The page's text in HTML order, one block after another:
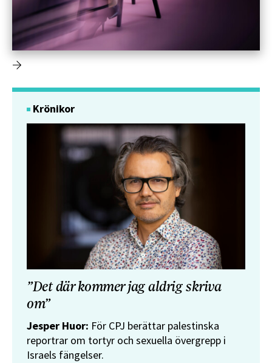
Krönikor
”Det där kommer jag aldrig skriva
om”
Jesper Huor: För CPJ berättar palestinska
reportrar om tortyr och sexuella övergrepp i
Israels fängelser.